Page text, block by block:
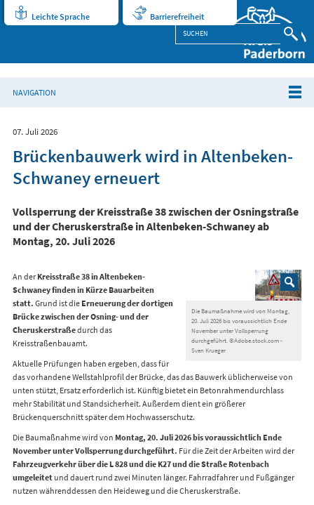
Leichte Sprache Barrierefreiheit
NAVIGATION
07. Juli 2026
Brückenbauwerk wird in Altenbeken-
Schwaney erneuert
Vollsperrung der Kreisstraße 38 zwischen der Osningstraße
und der Cheruskerstraße in Altenbeken-Schwaney ab
Montag, 20. Juli 2026
Die Baumaßnahme wird von Montag,
20. Juli 2026 bis voraussichtlich Ende
November unter Vollsperrung
durchgeführt. ©Adobe.stock.com -
Sven Krueger
An der Kreisstraße 38 in Altenbeken-
Schwaney finden in Kürze Bauarbeiten
statt. Grund ist dieErneuerung der dortigen
Brücke zwischen der Osning- und der
Cheruskerstraßedurch das
Kreisstraßenbauamt.
Aktuelle Prüfungen haben ergeben, dass für
das vorhandene Wellstahlprofil der Brücke, das das Bauwerk üblicherweise von
unten stützt, Ersatz erforderlich ist. Künftig bietet ein Betonrahmendurchlass
mehr Stabilität und Standsicherheit. Außerdem dient ein größerer
Brückenquerschnitt später dem Hochwasserschutz.
Die Baumaßnahme wird von Montag, 20. Juli 2026 bis voraussichtlich Ende
November unter Vollsperrung durchgeführt. Für die Zeit der Arbeiten wird der
Fahrzeugverkehr über die L 828 und die K27 und die Straße Rotenbach
umgeleitetund dauert rund zwei Minuten länger. Fahrradfahrer und Fußgänger
nutzen währenddessen den Heideweg und die Cheruskerstraße.